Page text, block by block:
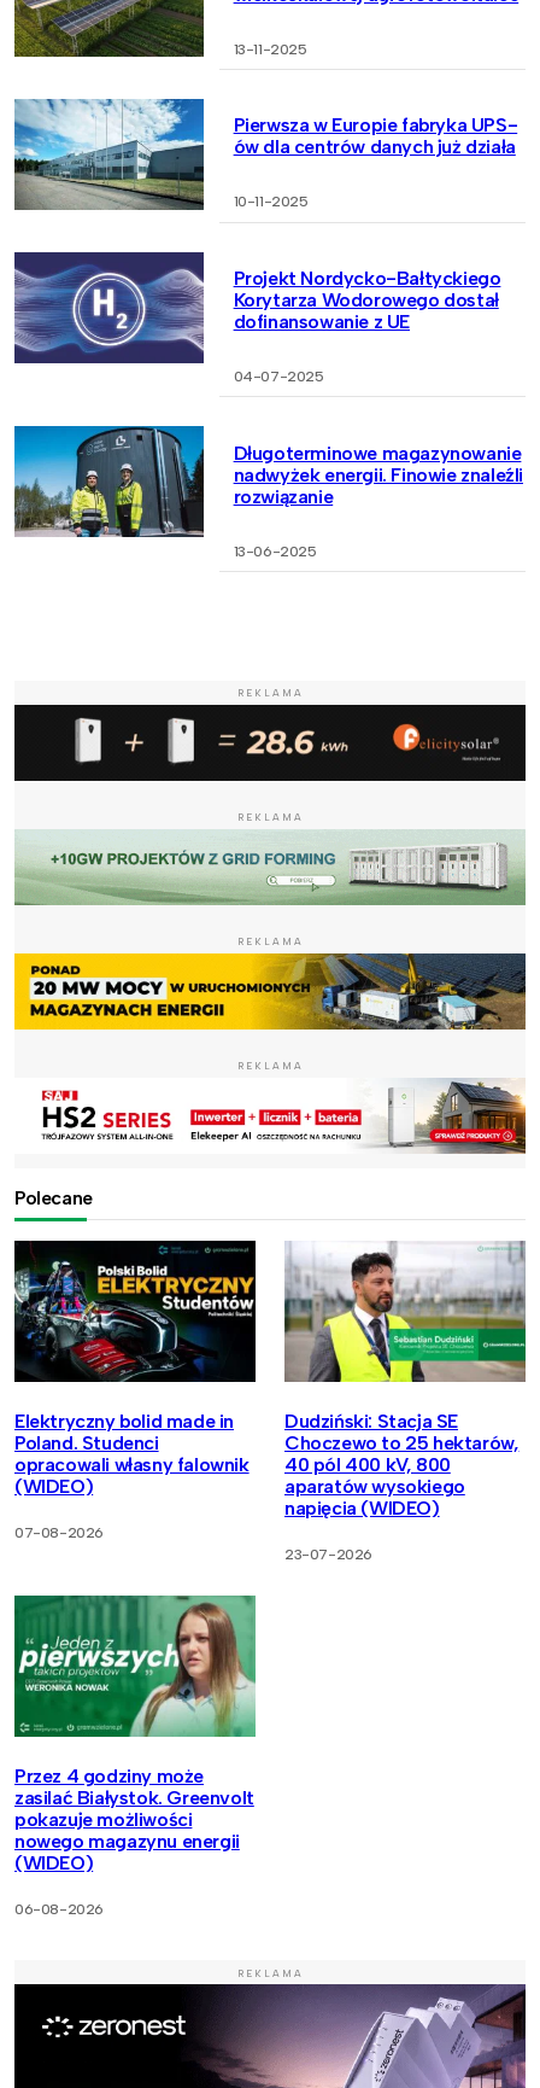
13-11-2025
Pierwsza w Europie fabryka UPS-
ów dla centrów danych już działa
10-11-2025
Projekt Nordycko-Bałtyckiego
Korytarza Wodorowego dostał
dofinansowanie z UE
04-07-2025
Długoterminowe magazynowanie
nadwyżek energii. Finowie znaleźli
rozwiązanie
13-06-2025
REKLAMA
REKLAMA
REKLAMA
REKLAMA
Polecane
Elektryczny bolid made in
Poland. Studenci
opracowali własny falownik
(WIDEO)
07-08-2026
Dudziński: Stacja SE
Choczewo to 25 hektarów,
40 pól 400 kV, 800
aparatów wysokiego
napięcia (WIDEO)
23-07-2026
Przez 4 godziny może
zasilać Białystok. Greenvolt
pokazuje możliwości
nowego magazynu energii
(WIDEO)
06-08-2026
REKLAMA